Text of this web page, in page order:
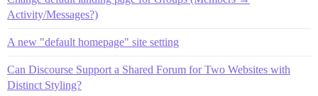
Activity/Messages?)
A new "default homepage" site setting
Can Discourse Support a Shared Forum for Two Websites with
Distinct Styling?